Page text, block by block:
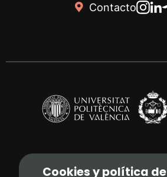
Cookies y política de
Contacto